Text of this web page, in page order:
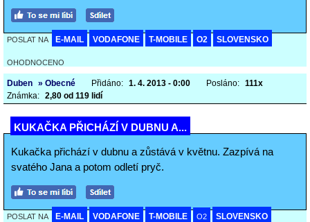
POSLAT NA E-MAIL VODAFONE T-MOBILE O2 SLOVENSKO
OHODNOCENO
Duben » Obecné Přidáno: 1. 4. 2013 - 0:00 Posláno: 111x
Známka: 2,80 od 119 lidí
KUKAČKA PŘICHÁZÍ V DUBNU A...
Kukačka přichází v dubnu a zůstává v květnu. Zazpívá na
svatého Jana a potom odletí pryč.
POSLAT NA E-MAIL VODAFONE T-MOBILE O2 SLOVENSKO